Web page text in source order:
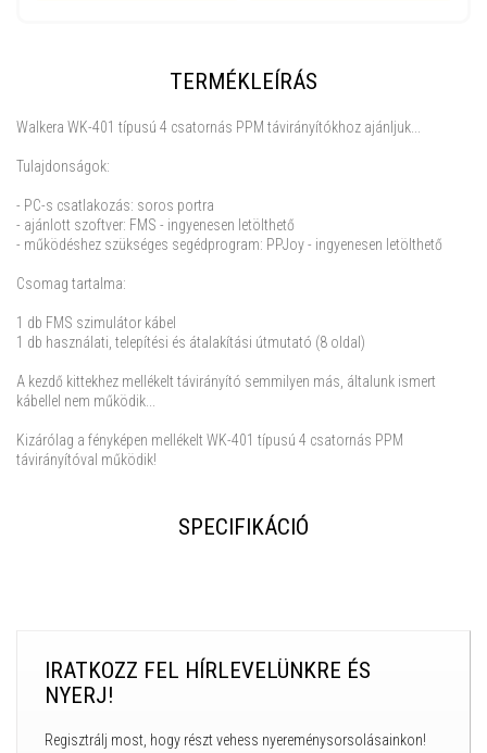
TERMÉKLEÍRÁS
Walkera WK-401 típusú 4 csatornás PPM távirányítókhoz ajánljuk...
Tulajdonságok:
- PC-s csatlakozás: soros portra
- ajánlott szoftver: FMS - ingyenesen letölthető
- működéshez szükséges segédprogram: PPJoy - ingyenesen letölthető
Csomag tartalma:
1 db FMS szimulátor kábel
1 db használati, telepítési és átalakítási útmutató (8 oldal)
A kezdő kittekhez mellékelt távirányító semmilyen más, általunk ismert
kábellel nem működik...
Kizárólag a fényképen mellékelt WK-401 típusú 4 csatornás PPM
távirányítóval működik!
SPECIFIKÁCIÓ
IRATKOZZ FEL HÍRLEVELÜNKRE ÉS
NYERJ!
Regisztrálj most, hogy részt vehess nyereménysorsolásainkon!